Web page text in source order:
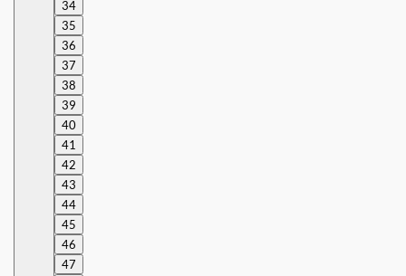
34
35
36
37
38
39
40
41
42
43
44
45
46
47